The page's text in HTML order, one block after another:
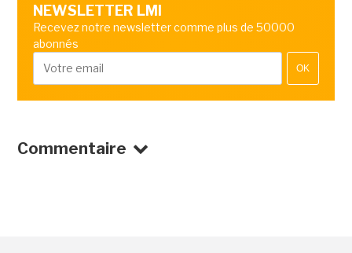
NEWSLETTER LMI
Recevez notre newsletter comme plus de 50000
abonnés
OK
Commentaire